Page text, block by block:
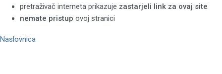
pretraživač interneta prikazuje zastarjeli link za ovaj site
nemate pristup ovoj stranici
Naslovnica